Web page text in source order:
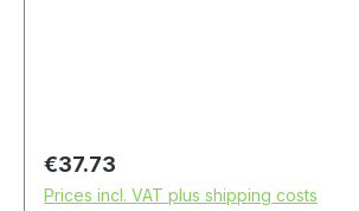
Regular price:
€37.73
Prices incl. VAT plus shipping costs